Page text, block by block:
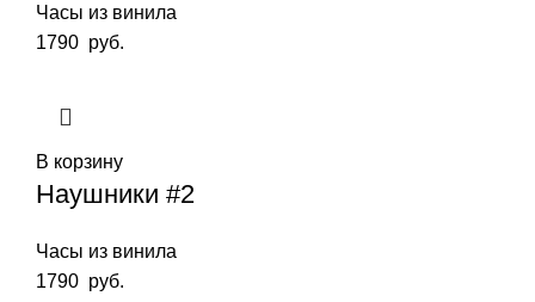
Часы из винила
1790 руб.
В корзину
Наушники #2
Часы из винила
1790 руб.